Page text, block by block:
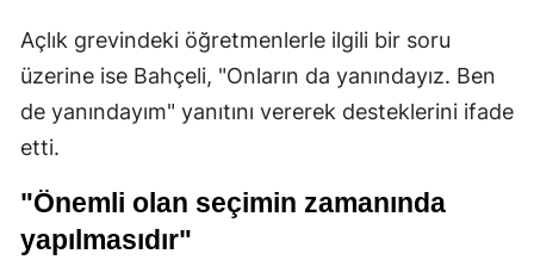
Açlık grevindeki öğretmenlerle ilgili bir soru
üzerine ise Bahçeli, "Onların da yanındayız. Ben
de yanındayım" yanıtını vererek desteklerini ifade
etti.
"Önemli olan seçimin zamanında
yapılmasıdır"